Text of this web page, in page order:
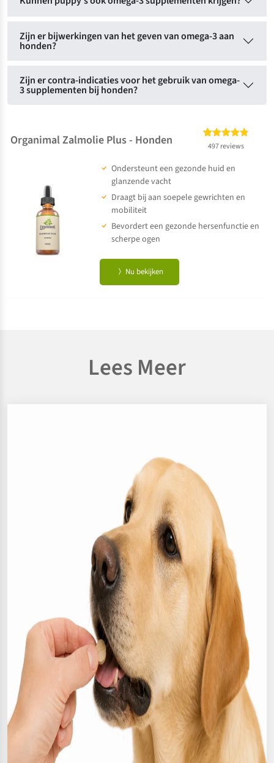
Zijn er bijwerkingen van het geven van omega-3 aan
honden?
Zijn er contra-indicaties voor het gebruik van omega-
3 supplementen bij honden?
Organimal Zalmolie Plus - Honden
Gewaardeerd
gebaseerd
497
497 reviews
Ondersteunt een gezonde huid en
glanzende vacht
Draagt bij aan soepele gewrichten en
mobiliteit
Bevordert een gezonde hersenfunctie en
scherpe ogen
Nu bekijken
Lees Meer